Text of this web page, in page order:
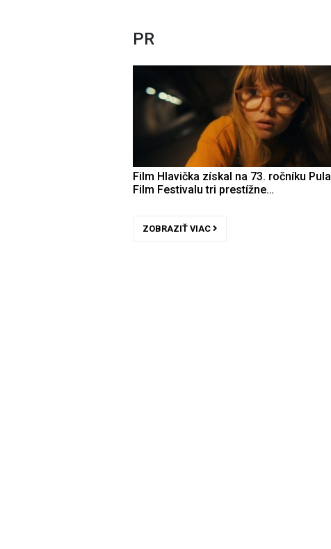
PR
Film Hlavička získal na 73. ročníku Pula
Film Festivalu tri prestížne…
ZOBRAZIŤ VIAC